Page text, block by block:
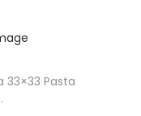
33×33 Pasta